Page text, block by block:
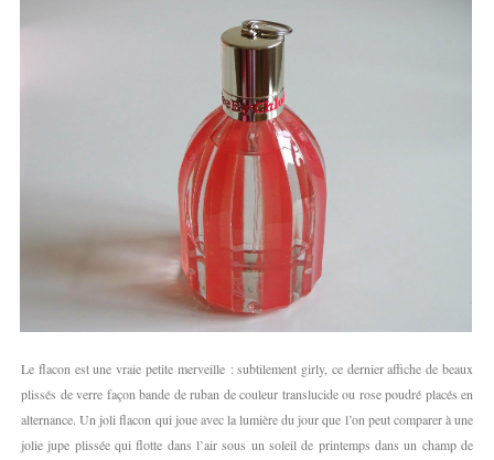
Le flacon est une vraie petite merveille : subtilement girly, ce dernier affiche de beaux
plissés de verre façon bande de ruban de couleur translucide ou rose poudré placés en
alternance. Un joli flacon qui joue avec la lumière du jour que l’on peut comparer à une
jolie jupe plissée qui flotte dans l’air sous un soleil de printemps dans un champ de